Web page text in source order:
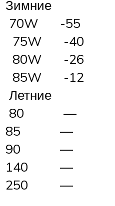
Зимние
70W
-55
75W
-40
80W
-26
85W
-12
Летние
80
—
85
—
90
—
140
—
250
—